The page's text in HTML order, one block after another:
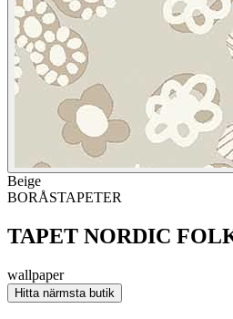
Beige
BORÅSTAPETER
TAPET NORDIC
wallpaper
Hitta närmsta butik